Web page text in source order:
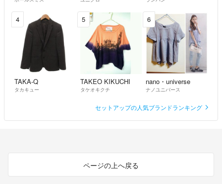
4
TAKA-Q
タカキュー
5
TAKEO KIKUCHI
タケオキクチ
6
nano・universe
ナノユニバース
セットアップの人気ブランドランキング
ページの上へ戻る